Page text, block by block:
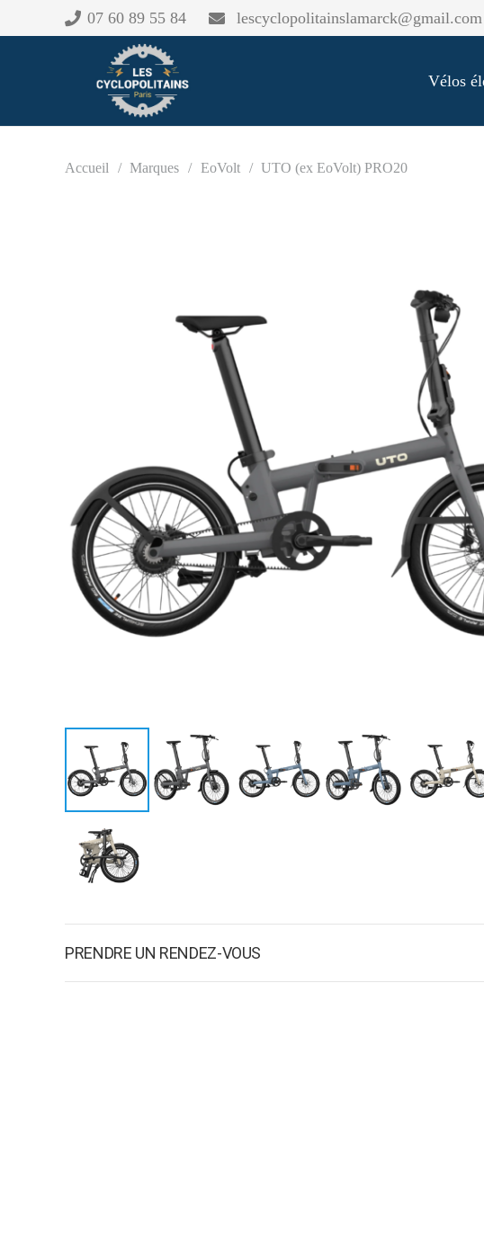
07 60 89 55 84 lescyclopolitainslamarck@gmail.com
Vélos
Accueil / Marques / EoVolt / UTO (ex EoVolt) PRO20
PRENDRE UN RENDEZ-VOUS